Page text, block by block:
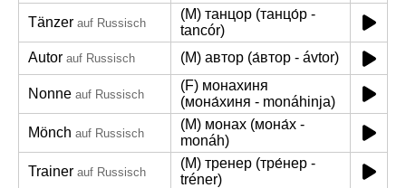
Tänzer auf Russisch
(M) танцор (танцо́р -
tancór)
Autor auf Russisch (M) автор (а́втор - ávtor)
Nonne auf Russisch
(F) монахиня
(мона́хиня - monáhinja)
Mönch auf Russisch
(M) монах (мона́х -
monáh)
Trainer auf Russisch
(M) тренер (тре́нер -
tréner)